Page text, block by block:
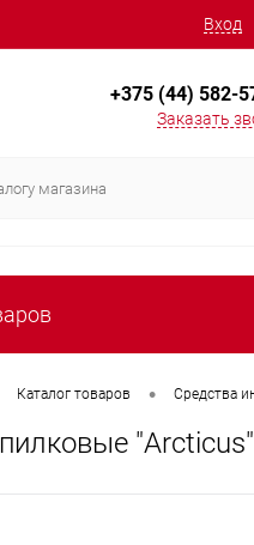
Вход
+375 (44) 582-
Заказать
Каталог товаров • Средства
"Arcticus"